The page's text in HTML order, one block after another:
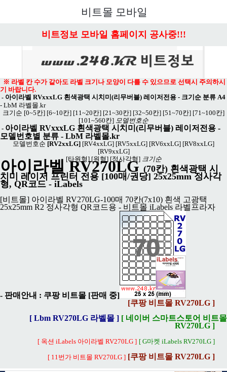
비트몰 모바일
비트정보 모바일 홈페이지 공사중!!!
※ 라벨 칸 수가 같아도 라벨 크기나 모양이 다를 수 있으므로 선택시 주의하시
기 바랍니다.
- 아이라벨 RVxxxLG 흰색광택 시치미(리무버블) 레이저전용 - 크기순 분류 A4
- LbM 라벨몰.kr
크기순 [0~5칸] [6~10칸] [11~20칸] [21~30칸] [32~50칸] [51~70칸] [71~100칸]
[101~560칸] 모델번호순
- 아이라벨 RVxxxLG 흰색광택 시치미(리무버블) 레이저전용 -
모델번호별 분류 - LbM 라벨몰.kr
모델번호순 [RV2xxLG] [RV4xxLG] [RV5xxLG] [RV6xxLG] [RV8xxLG]
[RV9xxLG]
[타원형] [원형] [정사각형] 크기순
아이라벨 RV270LG(70칸) 흰색광택 시
치미 레이저 프린터 전용 [100매/권당] 25x25mm 정사각
형, QR코드 - iLabels
[비트몰] 아이라벨 RV270LG-100매 70칸(7x10) 흰색 고광택
25x25mm R2 정사각형 QR코드용 - 비트몰 iLabels 라벨프라자
- 판매안내 : 쿠팡 비트몰 [판매 중]
[쿠팡 비트몰 RV270LG ]
[ Lbm RV270LG 라벨몰 ] [ 네이버 스마트스토어 비트몰
RV270LG ]
[ 옥션 iLabels 아이라벨 RV270LG ] [ G마켓 iLabels RV270LG ]
[ 11번가 비트몰 RV270LG ] [쿠팡 비트몰 RV270LG ]